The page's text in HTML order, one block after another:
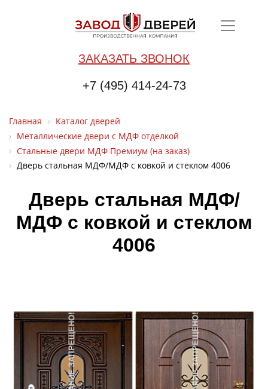
ЗАКАЗАТЬ ЗВОНОК
+7 (495) 414-24-73
Главная
Каталог дверей
Металлические двери с МДФ отделкой
Стальные двери МДФ Премиум (на заказ)
Дверь стальная МДФ/МДФ с ковкой и стеклом 4006
Дверь стальная МДФ/
МДФ с ковкой и стеклом
4006